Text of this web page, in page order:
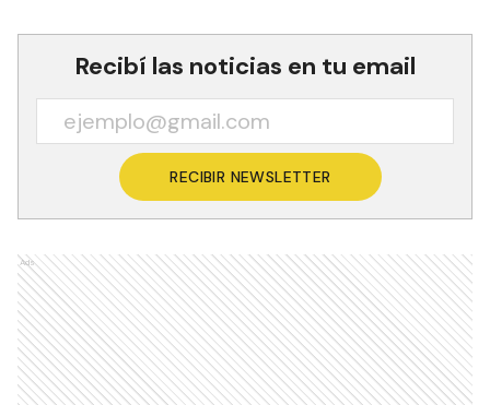
Recibí las noticias en tu email
RECIBIR NEWSLETTER
Ads